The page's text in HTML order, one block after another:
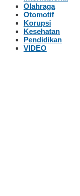
Olahraga
Otomotif
Korupsi
Kesehatan
Pendidikan
VIDEO